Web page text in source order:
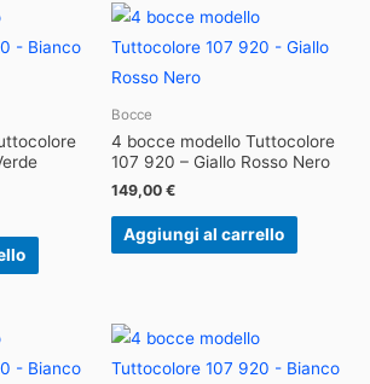
Bocce
4 bocce modello Tuttocolore
107 920 – Giallo Rosso Nero
149,00 €
Aggiungi al carrello